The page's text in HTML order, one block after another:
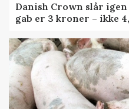
Danish Crown slår
gab er 3 kroner – ikke